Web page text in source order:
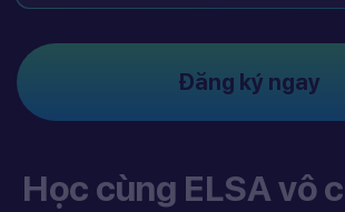
Đăng ký ngay
Học cùng ELSA vô